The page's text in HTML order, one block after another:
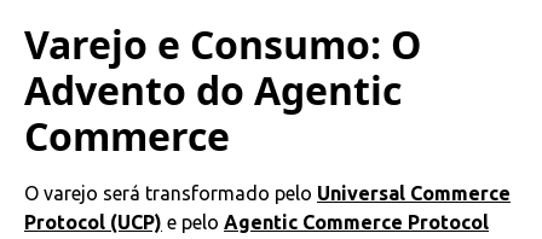
Varejo e Consumo: O
Advento do Agentic
Commerce
O varejo será transformado pelo Universal Commerce
Protocol (UCP) e pelo Agentic Commerce Protocol